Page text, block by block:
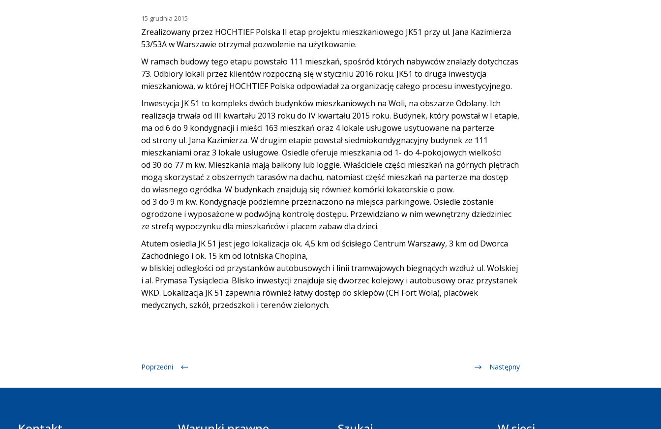
15 grudnia 2015
Zrealizowany przez HOCHTIEF Polska II etap projektu mieszkaniowego JK51 przy ul. Jana Kazimierza
53/53A w Warszawie otrzymał pozwolenie na użytkowanie.
W ramach budowy tego etapu powstało 111 mieszkań, spośród których nabywców znalazły dotychczas
73. Odbiory lokali przez klientów rozpoczną się w styczniu 2016 roku. JK51 to druga inwestycja
mieszkaniowa, w której HOCHTIEF Polska odpowiadał za organizację całego procesu inwestycyjnego.
Inwestycja JK 51 to kompleks dwóch budynków mieszkaniowych na Woli, na obszarze Odolany. Ich
realizacja trwała od III kwartału 2013 roku do IV kwartału 2015 roku. Budynek, który powstał w I etapie,
ma od 6 do 9 kondygnacji i mieści 163 mieszkań oraz 4 lokale usługowe usytuowane na parterze
od strony ul. Jana Kazimierza. W drugim etapie powstał siedmiokondygnacyjny budynek ze 111
mieszkaniami oraz 3 lokale usługowe. Osiedle oferuje mieszkania od 1- do 4-pokojowych wielkości
od 30 do 77 m kw. Mieszkania mają balkony lub loggie. Właściciele części mieszkań na górnych piętrach
mogą skorzystać z obszernych tarasów na dachu, natomiast część mieszkań na parterze ma dostęp
do własnego ogródka. W budynkach znajdują się również komórki lokatorskie o pow.
od 3 do 9 m kw. Kondygnacje podziemne przeznaczono na miejsca parkingowe. Osiedle zostanie
ogrodzone i wyposażone w podwójną kontrolę dostępu. Przewidziano w nim wewnętrzny dziedziniec
ze strefą wypoczynku dla mieszkańców i placem zabaw dla dzieci.
Atutem osiedla JK 51 jest jego lokalizacja ok. 4,5 km od ścisłego Centrum Warszawy, 3 km od Dworca
Zachodniego i ok. 15 km od lotniska Chopina,
w bliskiej odległości od przystanków autobusowych i linii tramwajowych biegnących wzdłuż ul. Wolskiej
i al. Prymasa Tysiąclecia. Blisko inwestycji znajduje się dworzec kolejowy i autobusowy oraz przystanek
WKD. Lokalizacja JK 51 zapewnia również łatwy dostęp do sklepów (CH Fort Wola), placówek
medycznych, szkół, przedszkoli i terenów zielonych.
Poprzedni Następny